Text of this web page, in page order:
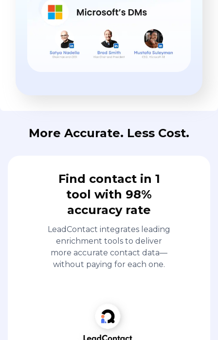
More Accurate. Less Cost.
Find contact in 1
tool with 98%
accuracy rate
LeadContact integrates leading
enrichment tools to deliver
more accurate contact data—
without paying for each one.